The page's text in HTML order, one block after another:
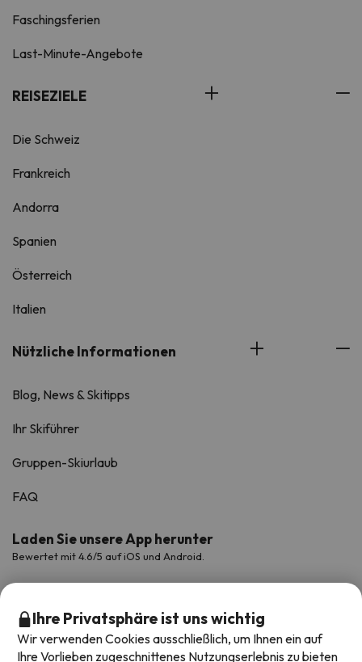
Faschingsferien
Last-Minute-Angebote
REISEZIELE
Die Schweiz
Frankreich
Andorra
Spanien
Österreich
Italien
Nützliche Informationen
Blog, News & Skitipps
Ihr Skiführer
Gruppen-Skiurlaub
FAQ
Laden Sie unsere App herunter
Bewertet mit 4.6/5 auf iOS und Android.
Ihre Privatsphäre ist uns wichtig
Wir verwenden Cookies ausschließlich, um Ihnen ein auf
Ihre Vorlieben zugeschnittenes Nutzungserlebnis zu bieten